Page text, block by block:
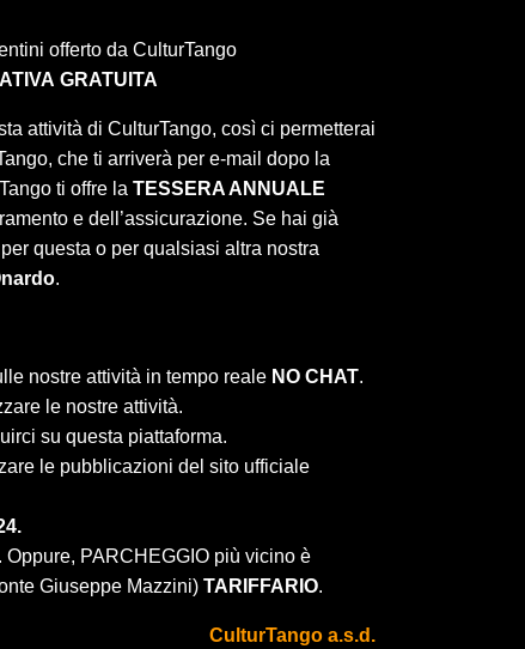
offerto da CulturTango
GRATUITA
attività di CulturTango, così ci permetterai
che ti arriverà per e-mail dopo la
ti offre la TESSERA ANNUALE
e dell’assicurazione. Se hai già
questa o per qualsiasi altra nostra
.
nostre attività in tempo reale NO CHAT.
le nostre attività.
su questa piattaforma.
le pubblicazioni del sito ufficiale
PARCHEGGIO più vicino è
Giuseppe Mazzini) TARIFFARIO.
CulturTango a.s.d.